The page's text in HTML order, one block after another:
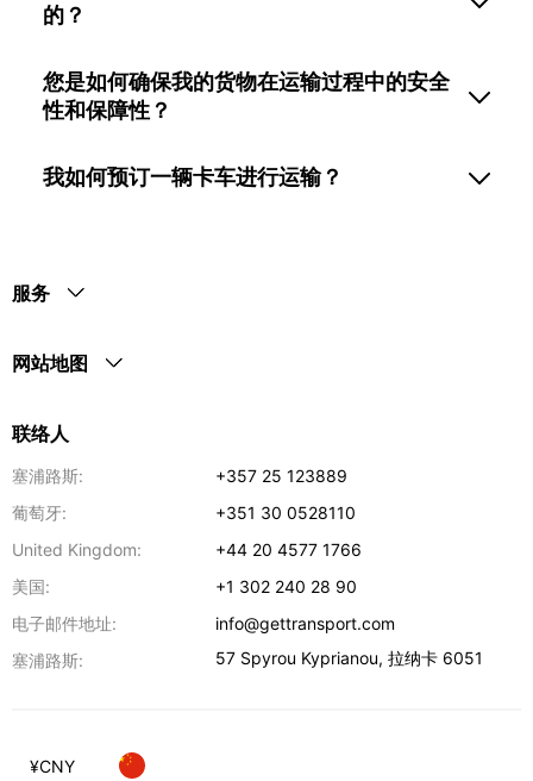
的？
您是如何确保我的货物在运输过程中的安全
性和保障性？
我如何预订一辆卡车进行运输？
服务
网站地图
联络人
塞浦路斯:
+357 25 123889
葡萄牙:
+351 30 0528110
United Kingdom:
+44 20 4577 1766
美国:
+1 302 240 28 90
电子邮件地址:
info@gettransport.com
塞浦路斯:
57 Spyrou Kyprianou,拉纳卡 6051
¥CNY